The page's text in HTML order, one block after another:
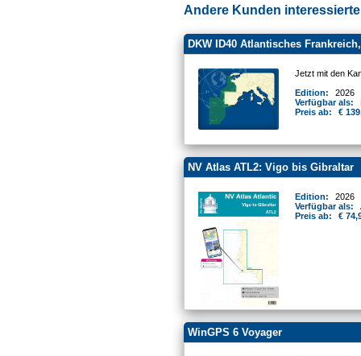
Andere Kunden
DKW ID40 Atlantisches
Jetzt mit den
Edition:
2026
Verfügbar als:
Preis ab:
€
NV Atlas ATL2: Vigo bis Gibraltar
Edition:
2026
Verfügbar als:
Preis ab:
€
WinGPS 6 Voyager